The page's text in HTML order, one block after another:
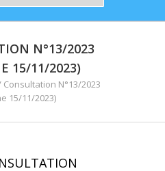
N°13/2023
15/11/2023)
Consultation N°13/2023
15/11/2023)